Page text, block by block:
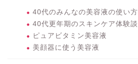
40代のみんなの美容液の使い方
40代更年期のスキンケア体験談
ピュアビタミン美容液
美顔器に使う美容液